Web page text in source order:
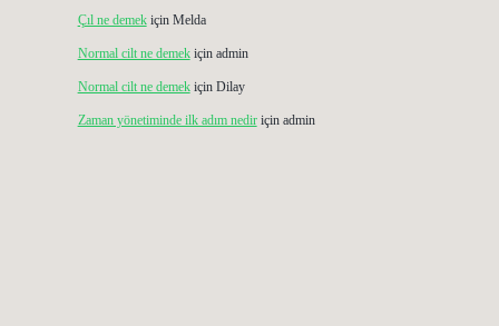
Çıl ne demekiçin Melda
Normal cilt ne demekiçin admin
Normal cilt ne demekiçin Dilay
Zaman yönetiminde ilk adım nediriçin admin